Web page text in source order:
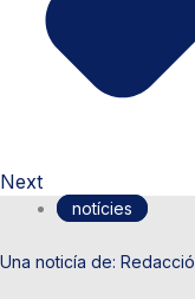
Next
notícies
Redacció